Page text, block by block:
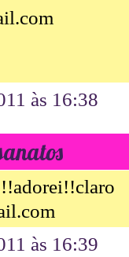
às 16:38
às 16:39